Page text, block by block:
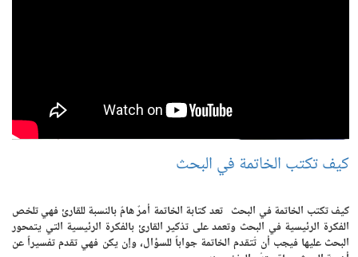
كيف تكتب الخاتمة في البحث
كيف تكتب الخاتمة في البحث تعد كتابة الخاتمة أمرٌ هامٌ بالنسبة للقارئ فهي تلخص
الفكرة الرئيسية في البحث وتعمد على تذكير القارئ بالفكرة الرئيسية التي يتمحور
البحث عليها فيجب أن تُتقدم الخاتمة جواباً للسؤال، وإن يكن فهي تقدم تفسيراً عن